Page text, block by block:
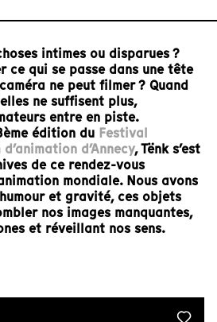
intimes ou disparues ?
ce qui se passe dans une tête
ne peut filmer ? Quand
ne suffisent plus,
entre en piste.
édition du Festival
d’Annecy, Tënk s’est
de ce rendez-vous
mondiale. Nous avons
et gravité, ces objets
nos images manquantes,
et réveillant nos sens.